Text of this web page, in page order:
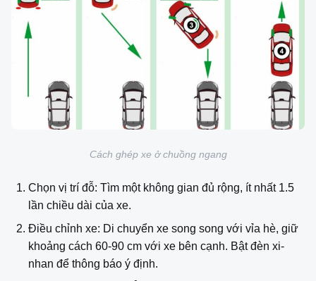
Cách ghép xe ở chuồng ngang
Chọn vị trí đỗ: Tìm một không gian đủ rộng, ít nhất 1.5
lần chiều dài của xe.
Điều chỉnh xe: Di chuyển xe song song với vỉa hè, giữ
khoảng cách 60-90 cm với xe bên cạnh. Bật đèn xi-
nhan để thông báo ý định.